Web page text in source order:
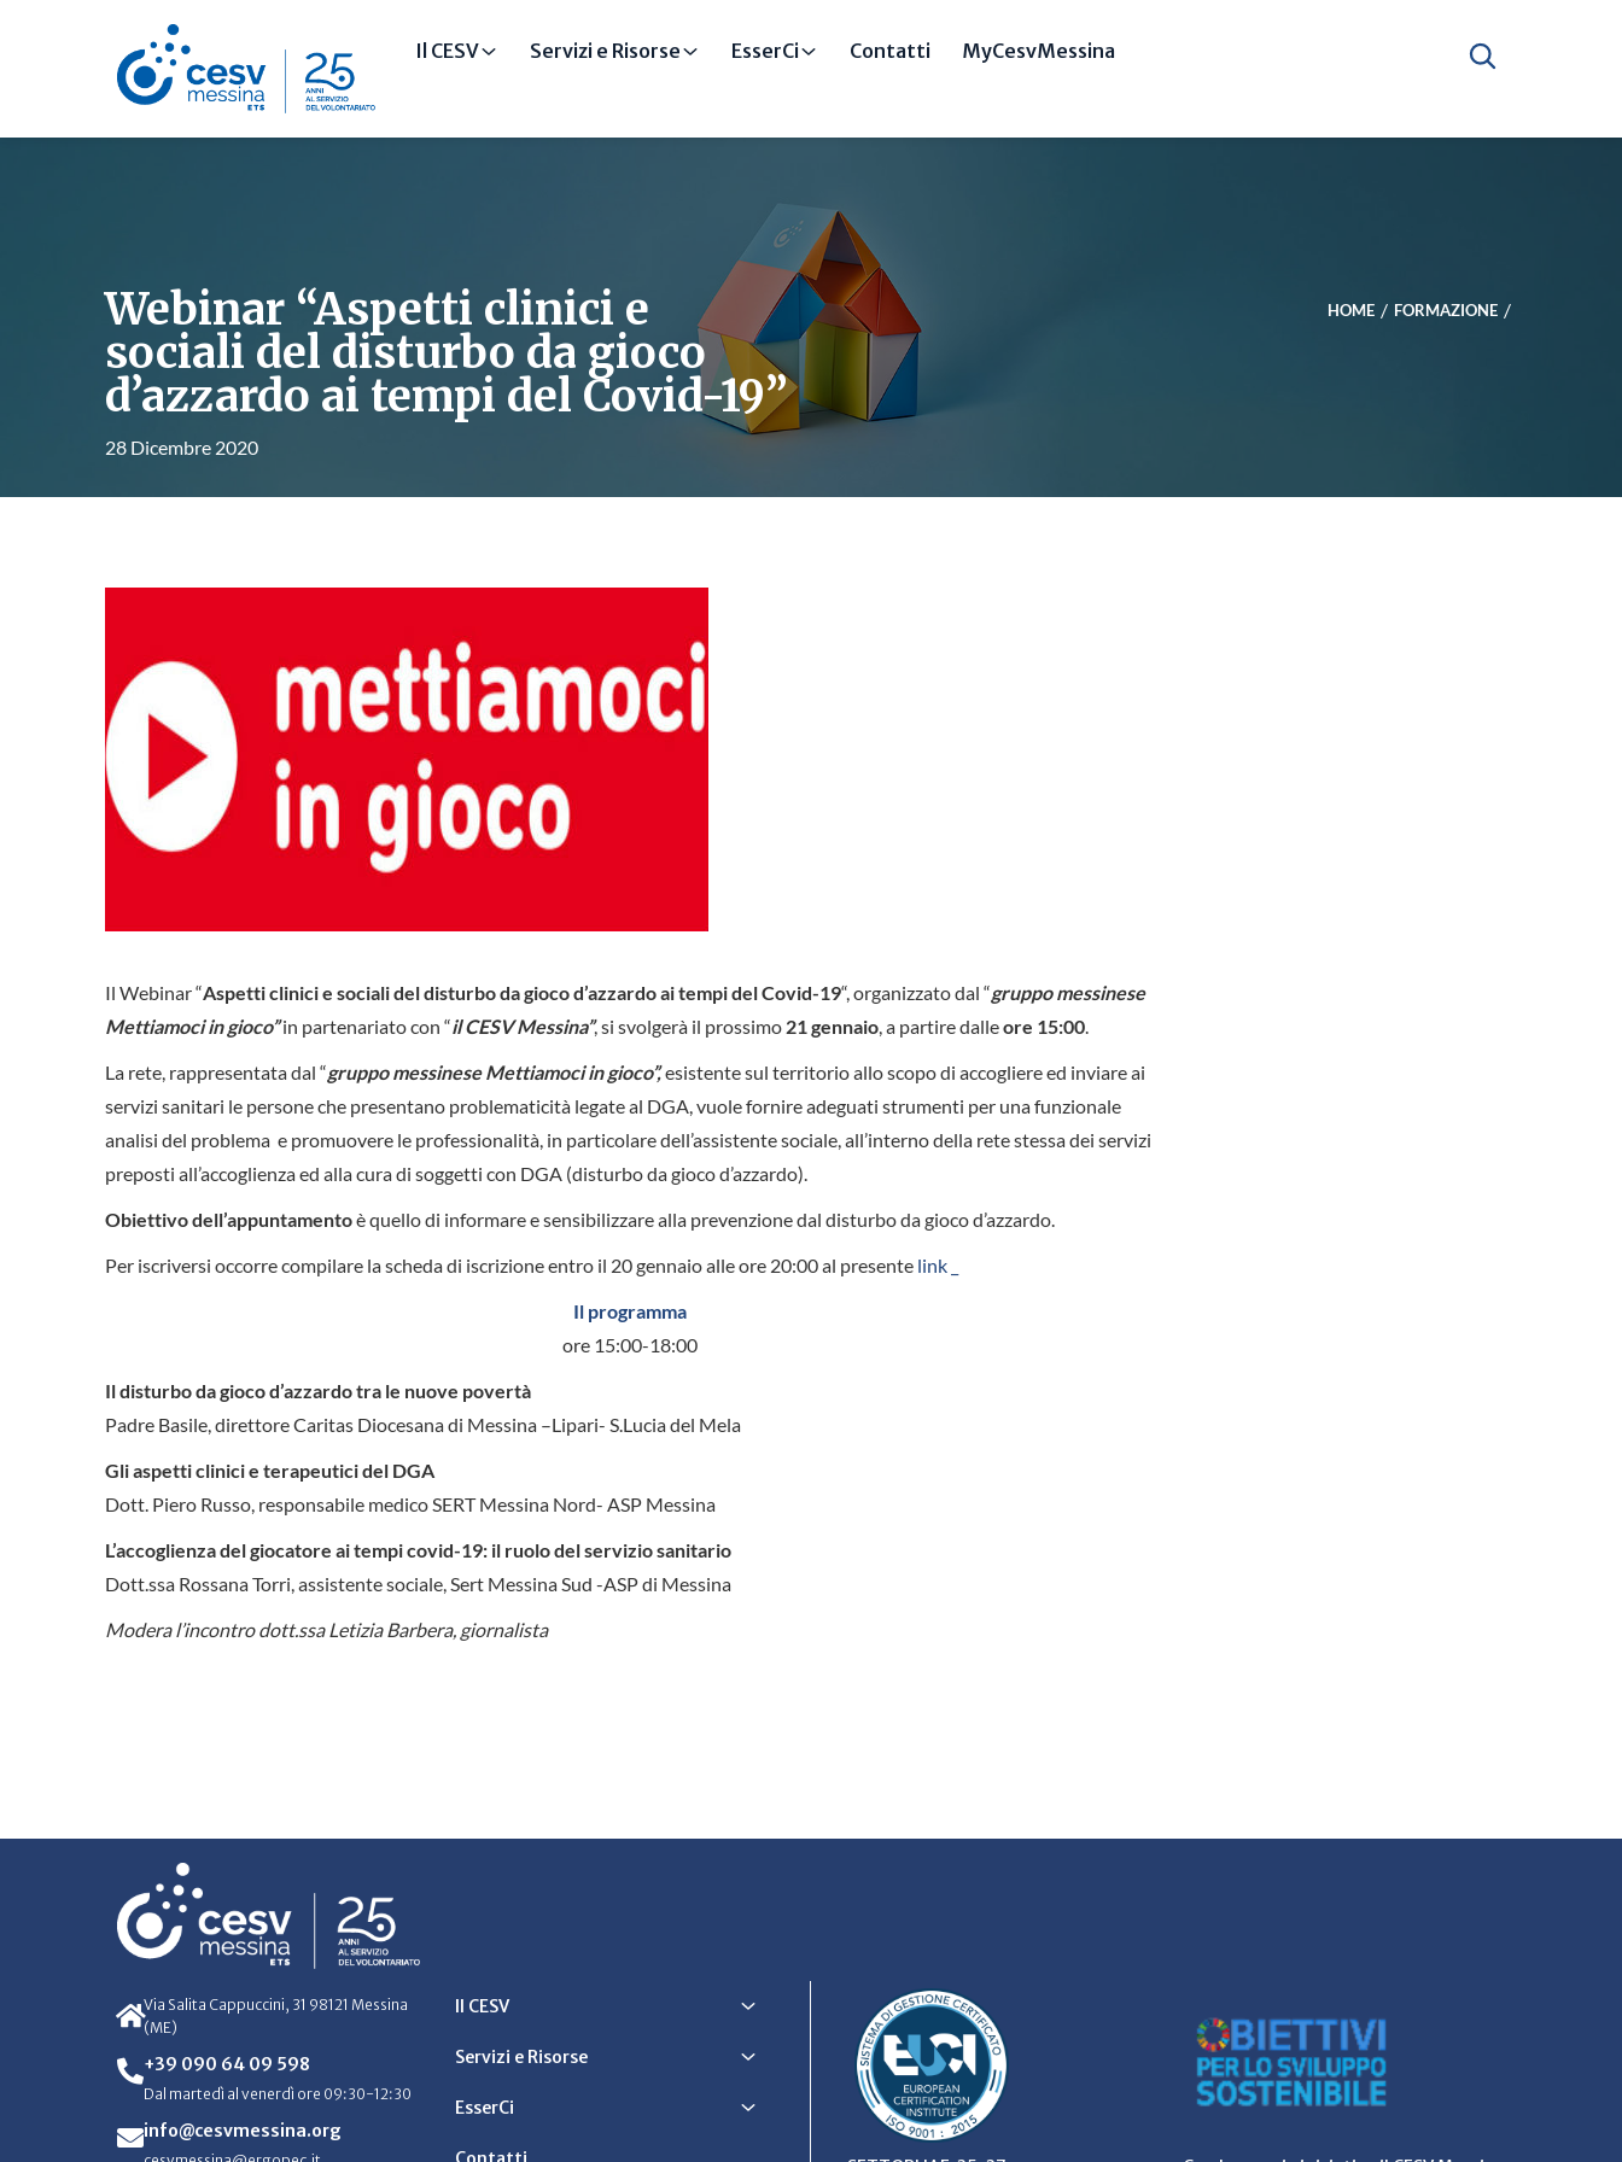
Il CESV Servizi e Risorse EsserCi Contatti MyCesvMessina
Webinar “Aspetti clinici e
sociali del disturbo da gioco
d’azzardo ai tempi del Covid-19”
28 Dicembre 2020
HOME FORMAZIONE
Il Webinar “Aspetti clinici e sociali del disturbo da gioco d’azzardo ai tempi del Covid-19“, organizzato dal “gruppo messinese
Mettiamoci in gioco” in partenariato con “il CESV Messina”, si svolgerà il prossimo 21 gennaio, a partire dalleore 15:00.
La rete, rappresentata dal “gruppo messinese Mettiamoci in gioco”,esistente sul territorio allo scopo di accogliere ed inviare ai
servizi sanitari le persone che presentano problematicità legate al DGA, vuole fornire adeguati strumenti per una funzionale
analisi del problema e promuovere le professionalità, in particolare dell’assistente sociale, all’interno della rete stessa dei servizi
preposti all’accoglienza ed alla cura di soggetti con DGA (disturbo da gioco d’azzardo).
Obiettivodell’appuntamentoè quello di informare e sensibilizzare alla prevenzione dal disturbo da gioco d’azzardo.
Per iscriversi occorre compilare la scheda di iscrizione entro il 20 gennaio alle ore 20:00 al presente link _
Il programma
ore 15:00-18:00
Il disturbo da gioco d’azzardo tra le nuove povertà
Padre Basile, direttore Caritas Diocesana di Messina –Lipari- S.Lucia del Mela
Gli aspetti clinici e terapeutici del DGA
Dott. Piero Russo, responsabile medico SERT Messina Nord- ASP Messina
L’accoglienza del giocatore ai tempi covid-19: il ruolo del servizio sanitario
Dott.ssa Rossana Torri, assistente sociale, Sert Messina Sud -ASP di Messina
Modera l’incontro dott.ssa Letizia Barbera, giornalista
Via Salita Cappuccini, 31 98121 Messina
(ME)
+39 090 64 09 598
Dal martedì al venerdì ore 09:30-12:30
info@cesvmessina.org
Il CESV
Servizi e Risorse
EsserCi